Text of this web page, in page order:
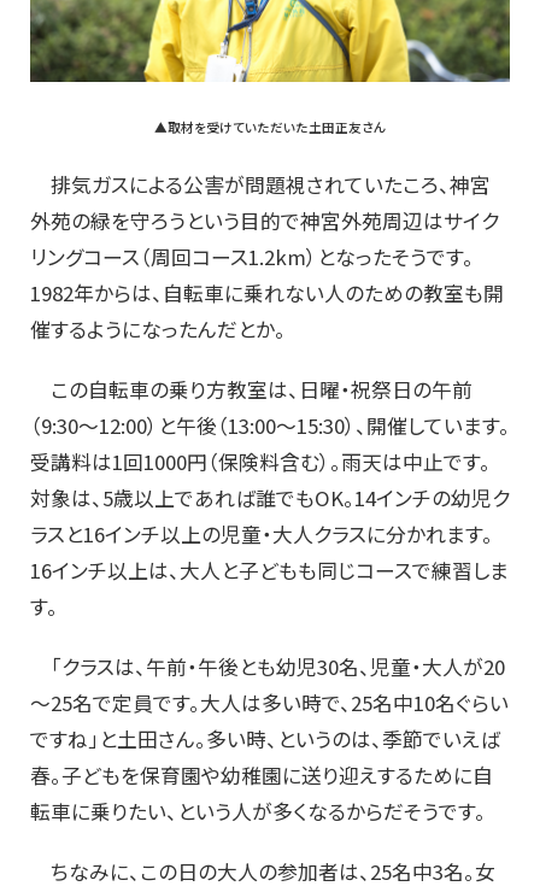
▲取材を受けていただいた土田正友さん
排気ガスによる公害が問題視されていたころ、神宮
外苑の緑を守ろうという目的で神宮外苑周辺はサイク
リングコース（周回コース1.2km）となったそうです。
1982年からは、自転車に乗れない人のための教室も開
催するようになったんだとか。
この自転車の乗り方教室は、日曜・祝祭日の午前
（9:30～12:00）と午後（13:00～15:30）、開催しています。
受講料は1回1000円（保険料含む）。雨天は中止です。
対象は、5歳以上であれば誰でもOK。14インチの幼児ク
ラスと16インチ以上の児童・大人クラスに分かれます。
16インチ以上は、大人と子どもも同じコースで練習しま
す。
「クラスは、午前・午後とも幼児30名、児童・大人が20
～25名で定員です。大人は多い時で、25名中10名ぐらい
ですね」と土田さん。多い時、というのは、季節でいえば
春。子どもを保育園や幼稚園に送り迎えするために自
転車に乗りたい、という人が多くなるからだそうです。
ちなみに、この日の大人の参加者は、25名中3名。女